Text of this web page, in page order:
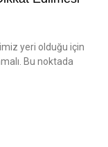
yeri olduğu için
Bu noktada